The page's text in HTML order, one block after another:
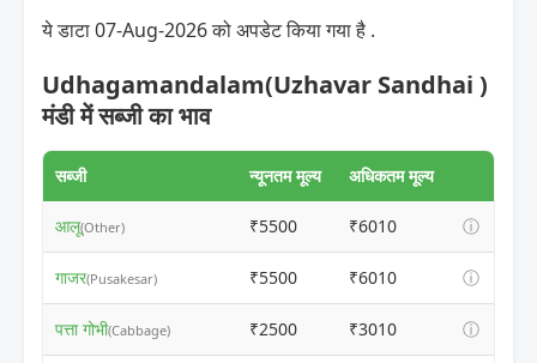
ये डाटा 07-Aug-2026 को अपडेट किया गया है .
Udhagamandalam(Uzhavar Sandhai )
मंडी में सब्जी का भाव
सब्जी न्यूनतम मूल्य अधिकतम मूल्य
आलू(Other) ₹5500 ₹6010 ⓘ
गाजर(Pusakesar) ₹5500 ₹6010 ⓘ
पत्ता गोभी(Cabbage) ₹2500 ₹3010 ⓘ